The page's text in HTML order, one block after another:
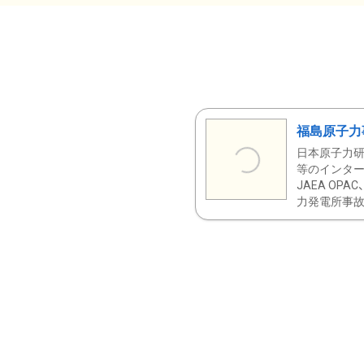
福島原子
日本原子力
等のインタ
JAEA OPAC
力発電所事